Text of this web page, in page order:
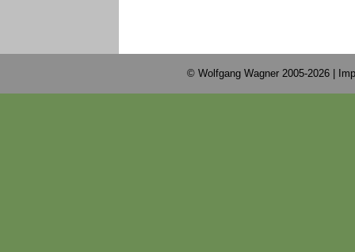
© Wolfgang Wagner 2005-2026 |